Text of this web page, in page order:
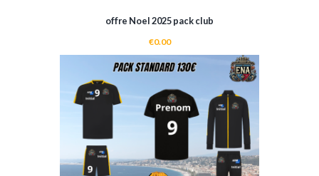
offre Noel 2025 pack club
€0.00